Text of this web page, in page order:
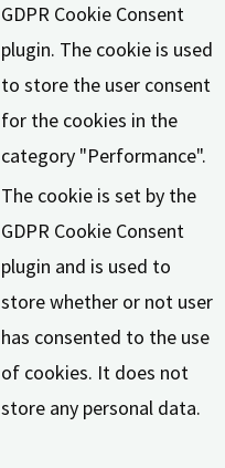
GDPR Cookie Consent
plugin. The cookie is used
to store the user consent
for the cookies in the
category "Performance".
The cookie is set by the
GDPR Cookie Consent
plugin and is used to
store whether or not user
has consented to the use
of cookies. It does not
store any personal data.